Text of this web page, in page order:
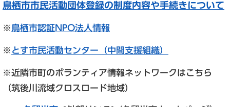
鳥栖市市民活動団体登録の制度内容や手続きについて
※鳥栖市認証NPO法人情報
※ とす市民活動センター（中間支援組織）
※近隣市町のボランティア情報ネットワークはこちら
（筑後川流域クロスロード地域）